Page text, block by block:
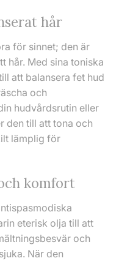
hår
för sinnet; den är
hår. Med sina toniska
att balansera fet hud
och
hudvårdsrutin eller
den till att tona och
lämplig för
komfort
eterisk olja till att
och
När den